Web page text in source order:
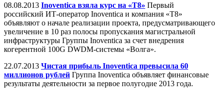
08.08.2013 Inoventica взяла курс на «Т8» Первый
российский ИТ-оператор Inoventica и компания «Т8»
объявляют о начале реализации проекта, предусматривающего
увеличение в 10 раз полосы пропускания магистральной
инфраструктуры Группы Inoventica за счет внедрения
когерентной 100G DWDM-системы «Волга».
22.07.2013 Чистая прибыль Inoventica превысила 60
миллионов рублей Группа Inoventica объявляет финансовые
результаты деятельности за первое полугодие 2013 года.